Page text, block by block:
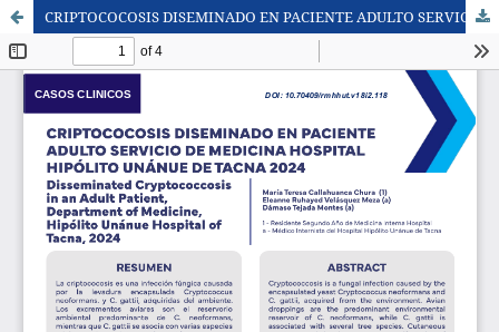
CRIPTOCOCOSIS DISEMINADO EN PACIENTE ADULTO SERVICIO DE MEDICINA, HOSPITAL HIPOLITO UNANUE DE TACNA 2024